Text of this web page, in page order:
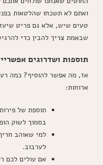
ואתם לא תשכחו שהלטאות
טעים שיש, אלא גם פריט
שבאמת צריך להבין כדי
תוספות ושדרוגים
אז, מה אפשר להוסיף? כמה
ארוחות:
תוספת של
בסמוך לשוק
למי שאוהב
לערבוב.
אם עולים לכם